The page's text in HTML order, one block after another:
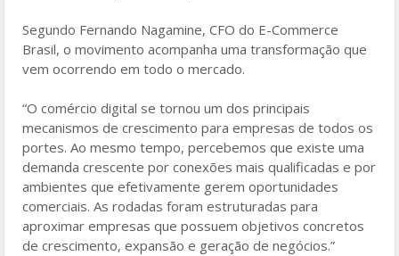
Segundo Fernando Nagamine, CFO do E-Commerce
Brasil, o movimento acompanha uma transformação que
vem ocorrendo em todo o mercado.
“O comércio digital se tornou um dos principais
mecanismos de crescimento para empresas de todos os
portes. Ao mesmo tempo, percebemos que existe uma
demanda crescente por conexões mais qualificadas e por
ambientes que efetivamente gerem oportunidades
comerciais. As rodadas foram estruturadas para
aproximar empresas que possuem objetivos concretos
de crescimento, expansão e geração de negócios.”